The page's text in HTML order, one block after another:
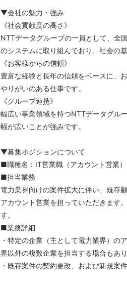
▼会社の魅力・強み
《社会貢献度の高さ》
NTTデータグループの一員として、全
のシステムに取り組んでおり、社会の
《お客様からの信頼》
豊富な経験と長年の信頼をベースに、
やりがいのある仕事です。
《グループ連携》
幅広い事業領域を持つNTTデータグル
幅が広いことが強みです。
▼募集ポジションについて
■職種名：IT営業職（アカウント営業）
■担当業務
電力業界向けの案件拡大に伴い、既存
アカウント営業を担っていただきます
す。
■業務詳細
・特定の企業（主として電力業界）の
界以外の複数企業を担当する場合もあり
・既存案件の契約更改、および新規案